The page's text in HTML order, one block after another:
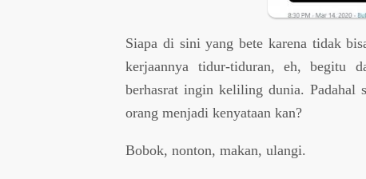
Siapa di sini yang bete karena tidak
kerjaannya tidur-tiduran, eh, begitu
berhasrat ingin keliling dunia. Padahal
orang menjadi kenyataan kan?
Bobok, nonton, makan, ulangi.